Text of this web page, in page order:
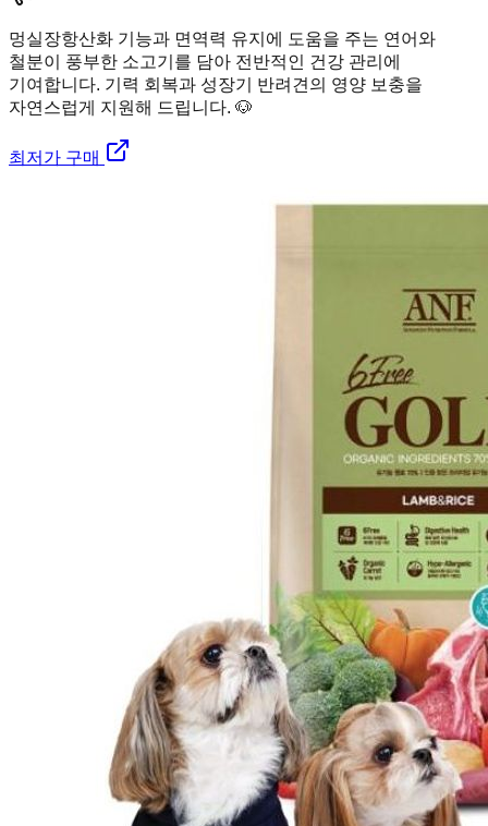
멍실장항산화 기능과 면역력 유지에 도움을 주는 연어와
철분이 풍부한 소고기를 담아 전반적인 건강 관리에
기여합니다. 기력 회복과 성장기 반려견의 영양 보충을
자연스럽게 지원해 드립니다. 🐶
최저가 구매